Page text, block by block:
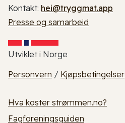
Kontakt: hei@tryggmat.app
Presse og samarbeid
Utviklet i Norge
Personvern / Kjøpsbetingelser
Hva koster strømmen.no?
Fagforeningsguiden